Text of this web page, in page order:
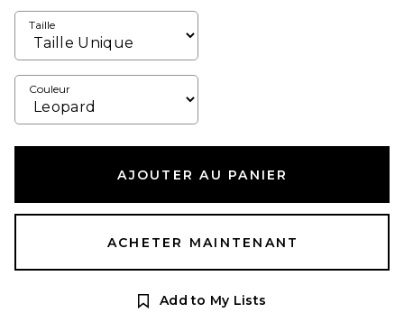
Taille
Couleur
AJOUTER AU PANIER
ACHETER MAINTENANT
Add to My Lists